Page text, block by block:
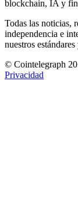
blockchain, IA y
Todas las noticias,
independencia e
nuestros
© Cointelegraph
Privacidad